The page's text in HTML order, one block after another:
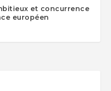
et concurrence
européen